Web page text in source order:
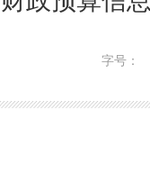
字号：